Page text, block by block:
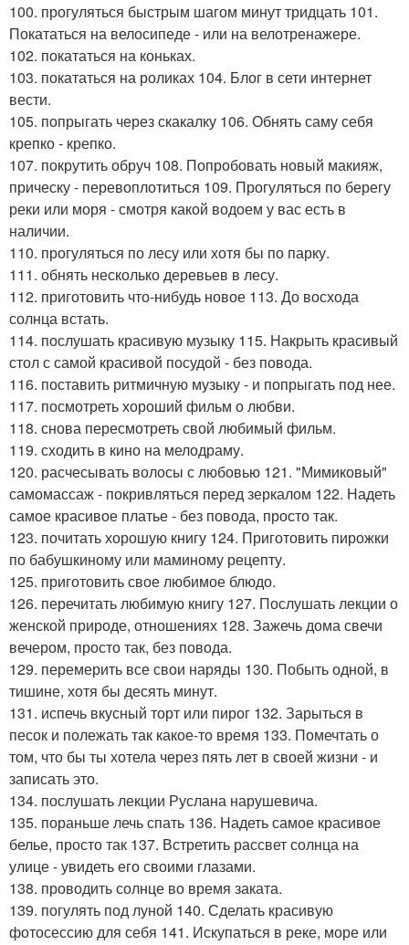
100. прогуляться быстрым шагом минут тридцать 101.
Покататься на велосипеде - или на велотренажере.
102. покататься на коньках.
103. покататься на роликах 104. Блог в сети интернет
вести.
105. попрыгать через скакалку 106. Обнять саму себя
крепко - крепко.
107. покрутить обруч 108. Попробовать новый макияж,
прическу - перевоплотиться 109. Прогуляться по берегу
реки или моря - смотря какой водоем у вас есть в
наличии.
110. прогуляться по лесу или хотя бы по парку.
111. обнять несколько деревьев в лесу.
112. приготовить что-нибудь новое 113. До восхода
солнца встать.
114. послушать красивую музыку 115. Накрыть красивый
стол с самой красивой посудой - без повода.
116. поставить ритмичную музыку - и попрыгать под нее.
117. посмотреть хороший фильм о любви.
118. снова пересмотреть свой любимый фильм.
119. сходить в кино на мелодраму.
120. расчесывать волосы с любовью 121. "Мимиковый"
самомассаж - покривляться перед зеркалом 122. Надеть
самое красивое платье - без повода, просто так.
123. почитать хорошую книгу 124. Приготовить пирожки
по бабушкиному или маминому рецепту.
125. приготовить свое любимое блюдо.
126. перечитать любимую книгу 127. Послушать лекции о
женской природе, отношениях 128. Зажечь дома свечи
вечером, просто так, без повода.
129. перемерить все свои наряды 130. Побыть одной, в
тишине, хотя бы десять минут.
131. испечь вкусный торт или пирог 132. Зарыться в
песок и полежать так какое-то время 133. Помечтать о
том, что бы ты хотела через пять лет в своей жизни - и
записать это.
134. послушать лекции Руслана нарушевича.
135. пораньше лечь спать 136. Надеть самое красивое
белье, просто так 137. Встретить рассвет солнца на
улице - увидеть его своими глазами.
138. проводить солнце во время заката.
139. погулять под луной 140. Сделать красивую
фотосессию для себя 141. Искупаться в реке, море или